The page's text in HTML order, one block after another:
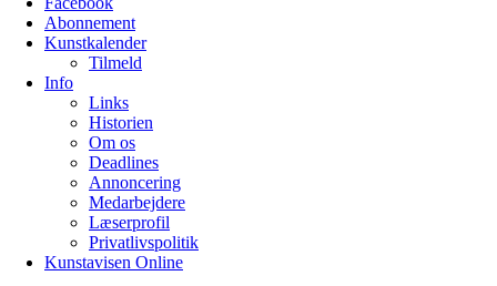
Abonnement
Kunstkalender
Tilmeld
Info
Links
Historien
Om os
Deadlines
Annoncering
Medarbejdere
Læserprofil
Privatlivspolitik
Kunstavisen Online